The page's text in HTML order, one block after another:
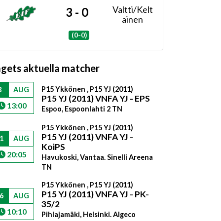
3 - 0
Valtti/Kelt
ainen
(0-0)
aktuella matcher
AUG
13:00
P15 Ykkönen , P15 YJ (2011)
P15 YJ (2011) VNFA YJ - EPS
Espoo, Espoonlahti 2 TN
AUG
20:05
P15 Ykkönen , P15 YJ (2011)
P15 YJ (2011) VNFA YJ -
KoiPS
Havukoski, Vantaa. Sinelli Areena
TN
AUG
10:10
P15 Ykkönen , P15 YJ (2011)
P15 YJ (2011) VNFA YJ - PK-
35/2
Pihlajamäki, Helsinki. Algeco